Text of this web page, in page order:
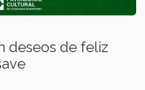
deseos de feliz